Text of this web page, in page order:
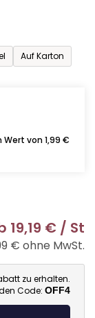
Auf Karton
von 1,99 €
19,19 € / St
€ ohne MwSt.
zu erhalten.
Code: OFF4